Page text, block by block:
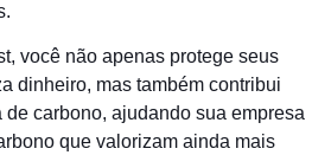
você não apenas protege seus
dinheiro, mas também contribui
carbono, ajudando sua empresa
que valorizam ainda mais